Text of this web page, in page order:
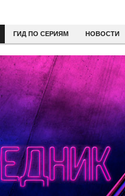
ГИД ПО СЕРИЯМ НОВОСТИ